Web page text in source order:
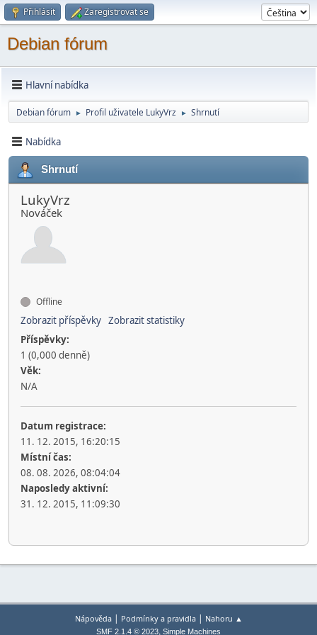
Přihlásit Zaregistrovat se
Debian fórum
Hlavní nabídka
Debian fórum ► Profil uživatele LukyVrz ► Shrnutí
Nabídka
Shrnutí
LukyVrz
Nováček
Offline
Zobrazit příspěvky Zobrazit statistiky
Příspěvky:
1 (0,000 denně)
Věk:
N/A
Datum registrace:
11. 12. 2015, 16:20:15
Místní čas:
08. 08. 2026, 08:04:04
Naposledy aktivní:
31. 12. 2015, 11:09:30
Nápověda| Podmínky a pravidla| Nahoru ▲
SMF 2.1.4 © 2023, Simple Machines